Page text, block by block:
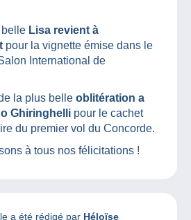
belle Lisa revient à
pour la vignette émise dans le
International de
la plus belle oblitération a
Ghiringhelli pour le cachet
du premier vol du Concorde.
à tous nos félicitations !
a été rédigé par Héloïse